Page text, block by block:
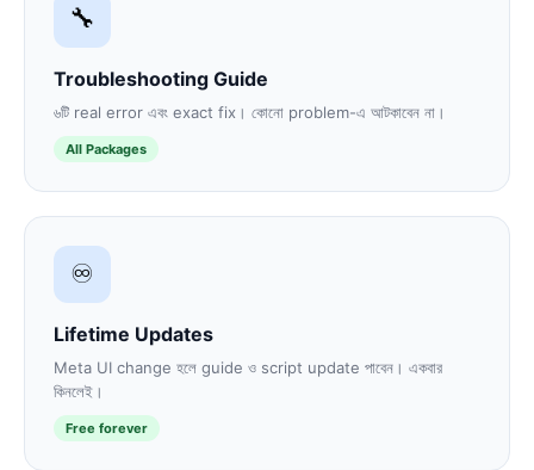
🔧
Troubleshooting Guide
৬টি real error এবং exact fix। কোনো problem-এ আটকাবেন না।
All Packages
♾️
Lifetime Updates
Meta UI change হলে guide ও script update পাবেন। একবার
কিনলেই।
Free forever